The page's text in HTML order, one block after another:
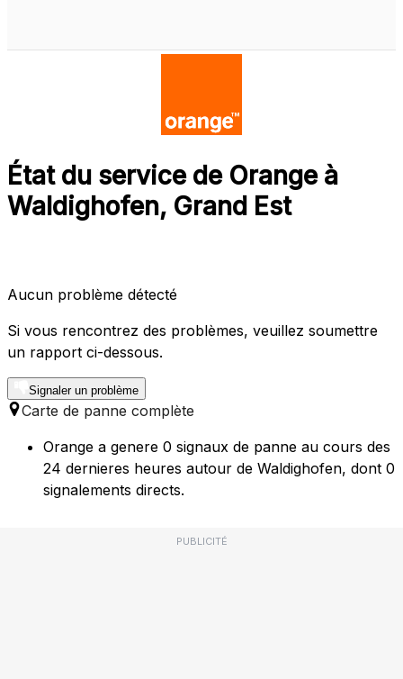
État du service de Orange à
Waldighofen, Grand Est
Aucun problème détecté
Si vous rencontrez des problèmes, veuillez soumettre
un rapport ci-dessous.
Signaler un problème
Carte de panne complète
Orange a genere 0 signaux de panne au cours des
24 dernieres heures autour de Waldighofen, dont 0
signalements directs.
PUBLICITÉ